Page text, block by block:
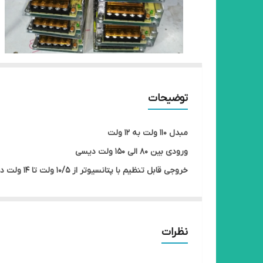
توضیحات
مبدل ۱۱۰ ولت به ۱۲ ولت
ورودی بین ۸۰ الی ۱۵۰ ولت دیسی
خروجی قابل تنظیم با پتانسیوتر از ۱۰/۵ ولت تا ۱۴ ولت دیسی
دارای پین ارت
دارای جایگاه نصب به باکس با پیچ
نظرات